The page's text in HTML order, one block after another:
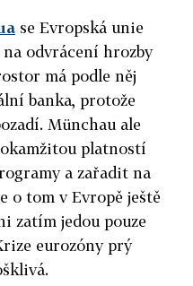
se Evropská unie
odvrácení hrozby
má podle něj
banka, protože
Münchau ale
platností
a zařadit na
o tom v Evropě ještě
zatím jedou pouze
eurozóny prý